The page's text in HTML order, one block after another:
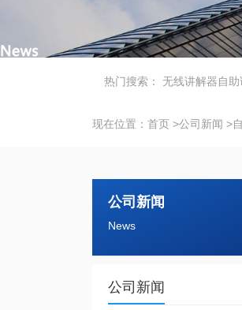
热门搜索： 无线讲解器自
现在位置： 首页 >公司新闻 >
公司新闻
News
公司新闻